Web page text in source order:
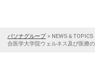
パソナグループ> NEWS＆TOPICS
合医学大学院ウェルネス及び医療